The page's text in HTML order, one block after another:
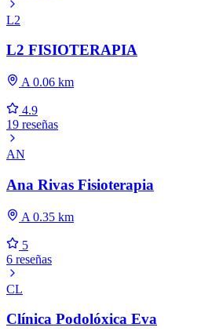
L2
L2 FISIOTERAPIA
A 0.06 km
4.9
19 reseñas
AN
Ana Rivas Fisioterapia
A 0.35 km
5
6 reseñas
CL
Clínica Podolóxica Eva